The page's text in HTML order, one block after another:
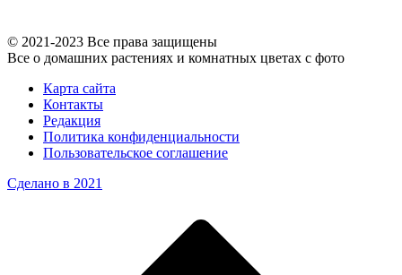
© 2021-2023 Все права защищены
Все о домашних растениях и комнатных цветах с фото
Карта сайта
Контакты
Редакция
Политика конфиденциальности
Пользовательское соглашение
Сделано в 2021